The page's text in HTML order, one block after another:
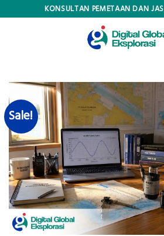
KONSULTAN PEMETAAN DAN
Sale!